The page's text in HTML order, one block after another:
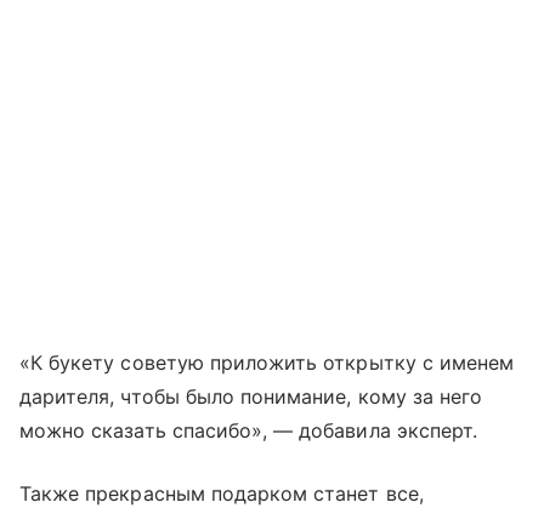
«К букету советую приложить открытку с именем
дарителя, чтобы было понимание, кому за него
можно сказать спасибо», — добавила эксперт.
Также прекрасным подарком станет все,